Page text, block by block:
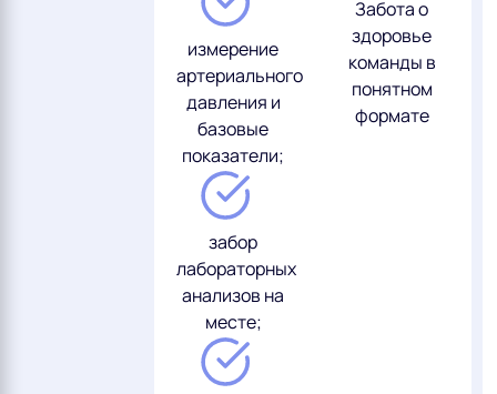
измерение
артериального
давления и
базовые
показатели;
забор
лабораторных
анализов на
месте;
Забота о
здоровье
команды в
понятном
формате